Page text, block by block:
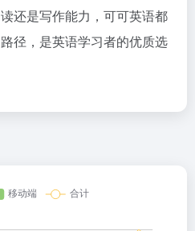
还是写作能力，可可英语都
径，是英语学习者的优质选